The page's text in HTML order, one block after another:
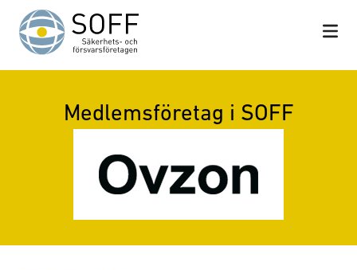
Hoppa till innehåll
Medlemsföretag i SOFF